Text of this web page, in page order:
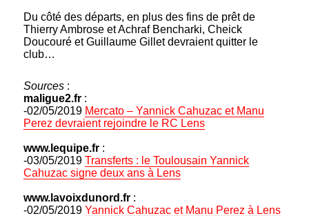
Du côté des départs, en plus des fins de prêt de
Thierry Ambrose et Achraf Bencharki, Cheick
Doucouré et Guillaume Gillet devraient quitter le
club…
Sources :
maligue2.fr :
-02/05/2019 Mercato – Yannick Cahuzac et Manu
Perez devraient rejoindre le RC Lens
www.lequipe.fr :
-03/05/2019Transferts : le Toulousain Yannick
Cahuzac signe deux ans à Lens
www.lavoixdunord.fr :
-02/05/2019Yannick Cahuzac et Manu Perez à Lens